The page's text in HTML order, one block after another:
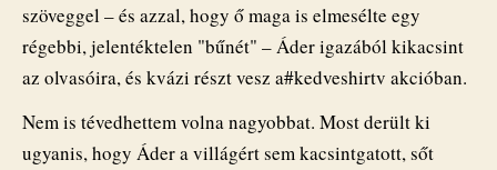
szöveggel – és azzal, hogy ő maga is elmesélte egy
régebbi, jelentéktelen "bűnét" – Áder igazából kikacsint
az olvasóira, és kvázi részt vesz a#kedveshirtv akcióban.
Nem is tévedhettem volna nagyobbat. Most derült ki
ugyanis, hogy Áder a villágért sem kacsintgatott, sőt